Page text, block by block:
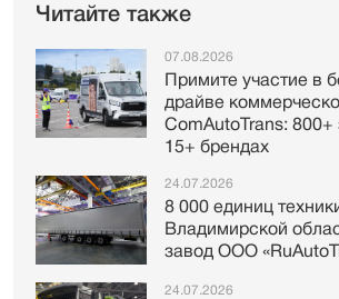
Читайте также
07.08.2026
Примите участие в
драйве
ComAutoTrans: 800+
15+ брендах
24.07.2026
8 000 единиц
Владимирской
завод ООО
24.07.2026